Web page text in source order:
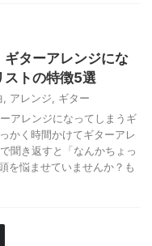
ターアレンジにな
ストの特徴5選
アレンジ
ギター
アレンジになってしまうギ
かく時間かけてギターアレ
聞き返すと「なんかちょっ
を悩ませていませんか？も